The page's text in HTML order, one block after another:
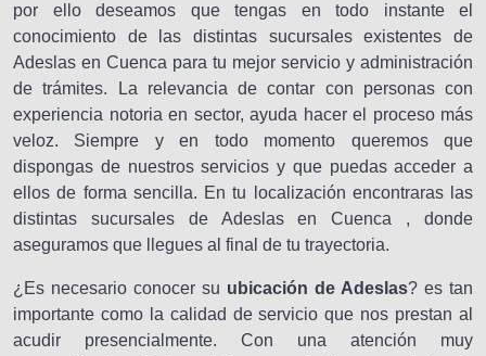
por ello deseamos que tengas en todo instante el
conocimiento de las distintas sucursales existentes de
Adeslas en Cuenca para tu mejor servicio y administración
de trámites. La relevancia de contar con personas con
experiencia notoria en sector, ayuda hacer el proceso más
veloz. Siempre y en todo momento queremos que
dispongas de nuestros servicios y que puedas acceder a
ellos de forma sencilla. En tu localización encontraras las
distintas sucursales de Adeslas en Cuenca , donde
aseguramos que llegues al final de tu trayectoria.
¿Es necesario conocer su ubicación de Adeslas? es tan
importante como la calidad de servicio que nos prestan al
acudir presencialmente. Con una atención muy